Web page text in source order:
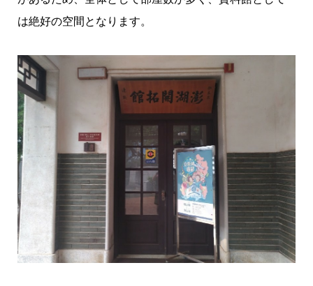
は絶好の空間となります。